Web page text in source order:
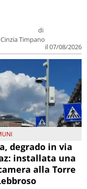
di
Cinzia Timpano
il 07/08/2026
degrado in via
installata una
alla Torre